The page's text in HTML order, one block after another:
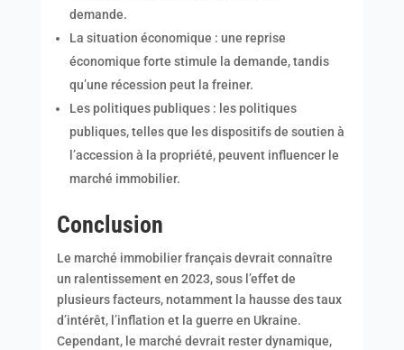
demande.
La situation économique : une reprise
économique forte stimule la demande, tandis
qu’une récession peut la freiner.
Les politiques publiques : les politiques
publiques, telles que les dispositifs de soutien à
l’accession à la propriété, peuvent influencer le
marché immobilier.
Conclusion
Le marché immobilier français devrait connaître
un ralentissement en 2023, sous l’effet de
plusieurs facteurs, notamment la hausse des taux
d’intérêt, l’inflation et la guerre en Ukraine.
Cependant, le marché devrait rester dynamique,